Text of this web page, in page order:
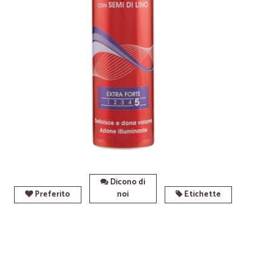
Preferito
Dicono di
noi
Etichette